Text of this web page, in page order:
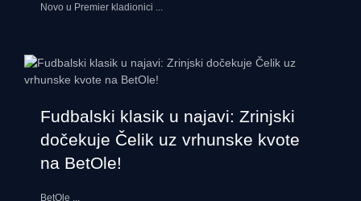
Novo u Premier kladionici ...
Fudbalski klasik u najavi: Zrinjski
dočekuje Čelik uz vrhunske kvote
na BetOle!
BetOle ...